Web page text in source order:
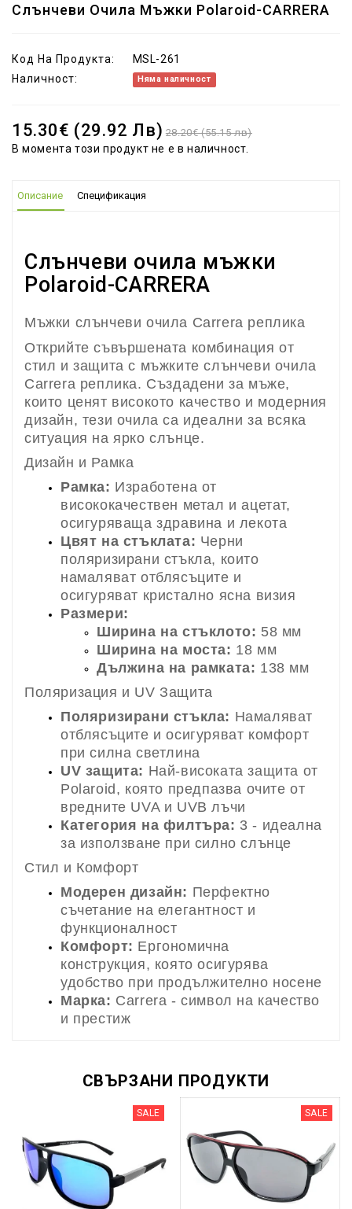
Слънчеви Очила Мъжки Polaroid-CARRERA
Код На Продукта:
MSL-261
Наличност:
Няма наличност
15.30€ (29.92 Лв) 28.20€ (55.15 лв)
В момента този продукт не е в наличност.
Описание Спецификация
Слънчеви очила мъжки
Polaroid-CARRERA
Мъжки слънчеви очила Carrera реплика
Открийте съвършената комбинация от
стил и защита с мъжките слънчеви очила
Carrera реплика. Създадени за мъже,
които ценят високото качество и модерния
дизайн, тези очила са идеални за всяка
ситуация на ярко слънце.
Дизайн и Рамка
Рамка: Изработена от
висококачествен метал и ацетат,
осигуряваща здравина и лекота
Цвят на стъклата: Черни
поляризирани стъкла, които
намаляват отблясъците и
осигуряват кристално ясна визия
Размери:
Ширина на стъклото: 58 мм
Ширина на моста: 18 мм
Дължина на рамката: 138 мм
Поляризация и UV Защита
Поляризирани стъкла: Намаляват
отблясъците и осигуряват комфорт
при силна светлина
UV защита: Най-високата защита от
Polaroid, която предпазва очите от
вредните UVA и UVB лъчи
Категория на филтъра: 3 - идеална
за използване при силно слънце
Стил и Комфорт
Модерен дизайн: Перфектно
съчетание на елегантност и
функционалност
Комфорт: Ергономична
конструкция, която осигурява
удобство при продължително носене
Марка: Carrera - символ на качество
и престиж
СВЪРЗАНИ ПРОДУКТИ
SALE SALE